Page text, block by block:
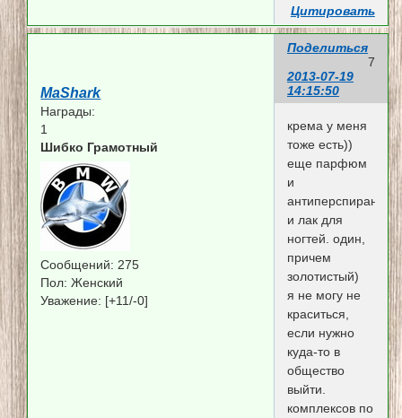
Цитировать
Поделиться
7
2013-07-19
14:15:50
MaShark
Награды:
1
Шибко Грамотный
Сообщений: 275
Пол: Женский
Уважение: [+11/-0]
крема у меня
тоже есть))
еще парфюм
и
антиперспирант.
и лак для
ногтей. один,
причем
золотистый)
я не могу не
краситься,
если нужно
куда-то в
общество
выйти.
комплексов по